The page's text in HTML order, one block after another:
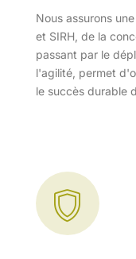
Nous assurons
et SIRH, de la
passant par le
l'agilité, permet
le succès durable